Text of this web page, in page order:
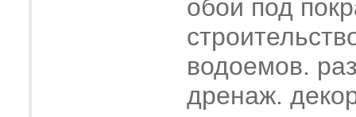
обои под
водоемов.
дренаж.